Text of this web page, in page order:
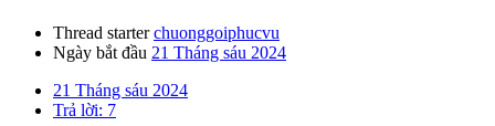
Thread starter chuonggoiphucvu
Ngày bắt đầu 21 Tháng sáu 2024
21 Tháng sáu 2024
Trả lời: 7